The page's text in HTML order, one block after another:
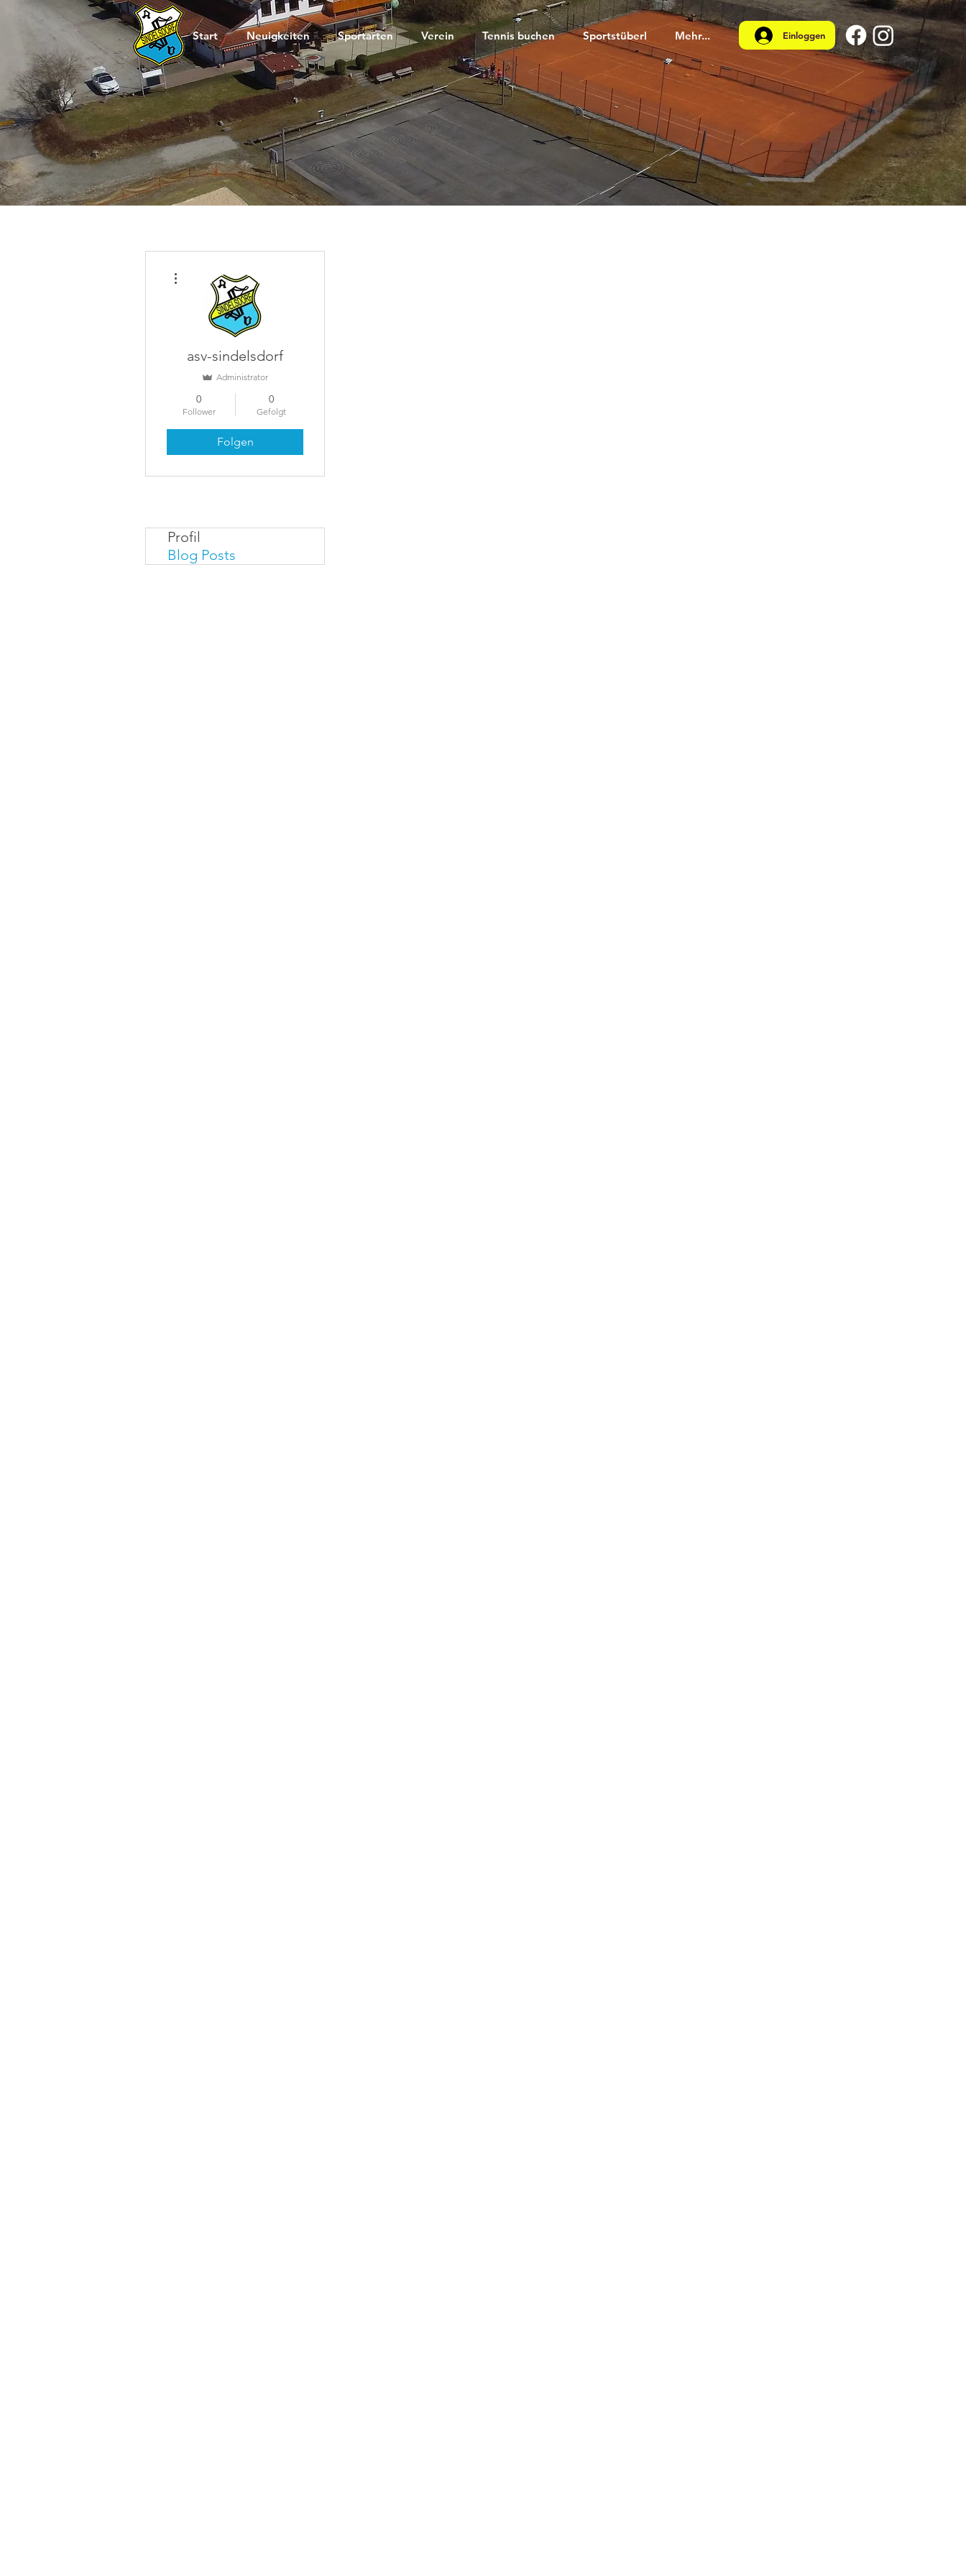
Start Neuigkeiten Sportarten Verein Tennis buchen Sportstüberl Mehr... Einloggen
asv-sindelsdorf
Administrator
0
Follower
0
Gefolgt
Folgen
Profil
Blog Posts